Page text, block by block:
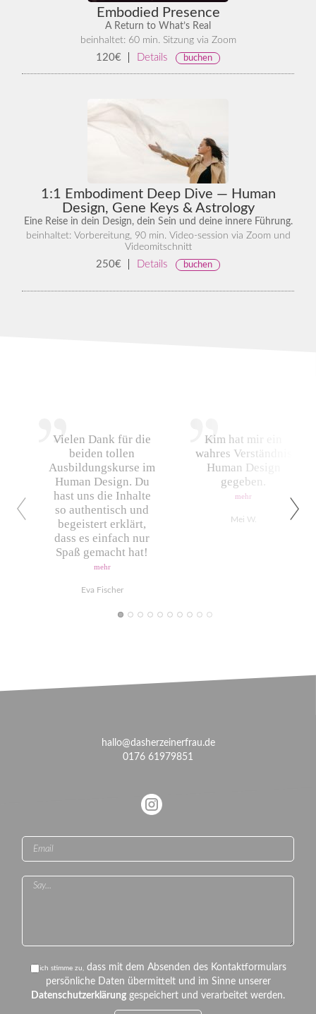
Embodied Presence
A Return to What’s Real
beinhaltet: 60 min. Sitzung via Zoom
120€ Details buchen
1:1 Embodiment Deep Dive — Human
Design, Gene Keys & Astrology
Eine Reise in dein Design, dein Sein und deine innere Führung.
beinhaltet: Vorbereitung, 90 min. Video-session via Zoom und
Videomitschnitt
250€ Details buchen
Vielen Dank für die
beiden tollen
Ausbildungskurse im
Human Design. Du
hast uns die Inhalte
so authentisch und
begeistert erklärt,
dass es einfach nur
Spaß gemacht hat!
mehr
Eva Fischer
Kim hat mir ein
wahres Verständnis
Human Design
gegeben.
mehr
Mei W.
hallo@dasherzeinerfrau.de
0176 61979851
ich stimme zu,dass mit dem Absenden des Kontaktformulars
persönliche Daten übermittelt und im Sinne unserer
Datenschutzerklärung gespeichert und verarbeitet werden.